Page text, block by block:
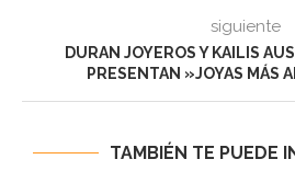
siguiente
DURAN JOYEROS Y KAILIS
PRESENTAN »JOYAS MÁS
TAMBIÉN TE PUEDE